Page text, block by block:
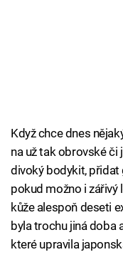
Když chce dnes
na už tak obrovské či
divoký bodykit, přidat
pokud možno i zářivý
kůže alespoň deseti
byla trochu jiná doba
které upravila